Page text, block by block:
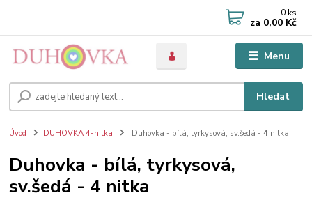
Menu
Hledat
0 ks
za 0,00 Kč
Úvod DUHOVKA 4-nitka Duhovka - bílá, tyrkysová, sv.šedá - 4 nitka
Duhovka - bílá, tyrkysová,
sv.šedá - 4 nitka